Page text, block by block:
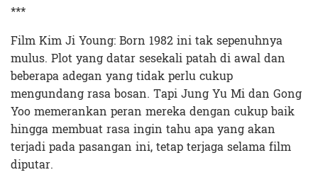
***
Film Kim Ji Young: Born 1982 ini tak sepenuhnya
mulus. Plot yang datar sesekali patah di awal dan
beberapa adegan yang tidak perlu cukup
mengundang rasa bosan. Tapi Jung Yu Mi dan Gong
Yoo memerankan peran mereka dengan cukup baik
hingga membuat rasa ingin tahu apa yang akan
terjadi pada pasangan ini, tetap terjaga selama film
diputar.